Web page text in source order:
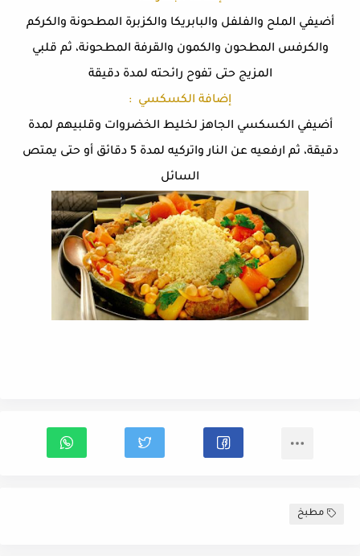
أضيفي الملح والفلفل والبابريكا والكزبرة المطحونة والكركم
والكرفس المطحون والكمون والقرفة المطحونة، ثم قلبي
المزيج حتى تفوح رائحته لمدة دقيقة
إضافة الكسكسي :
أضيفي الكسكسي الجاهز لخليط الخضروات وقلبيهم لمدة
دقيقة، ثم ارفعيه عن النار واتركيه لمدة 5 دقائق أو حتى يمتص
السائل
مطبخ